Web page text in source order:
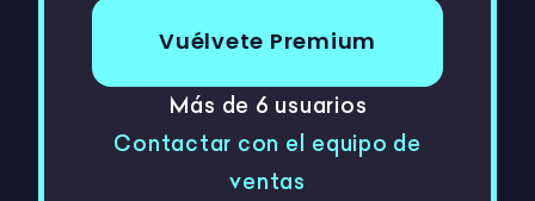
Vuélvete Premium
Más de 6 usuarios
Contactar con el equipo de
ventas